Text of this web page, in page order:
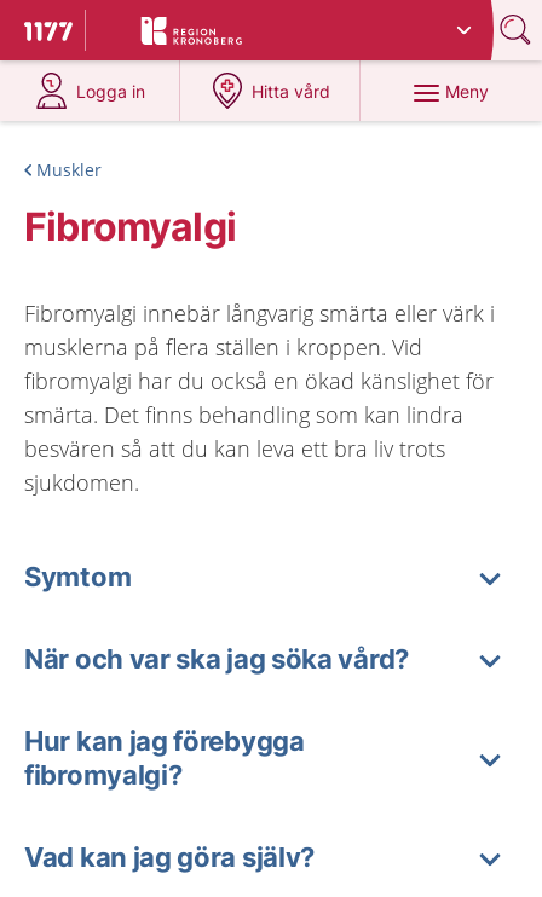
Till startsidan för 1177
Du har valt region
Logga in
på 1177.se
Hitta vård
på 1177.se
Meny
Muskler
Fibromyalgi
Fibromyalgi innebär långvarig smärta eller värk i
musklerna på flera ställen i kroppen. Vid
fibromyalgi har du också en ökad känslighet för
smärta. Det finns behandling som kan lindra
besvären så att du kan leva ett bra liv trots
sjukdomen.
Symtom
När och var ska jag söka vård?
Hur kan jag förebygga
fibromyalgi?
Vad kan jag göra själv?